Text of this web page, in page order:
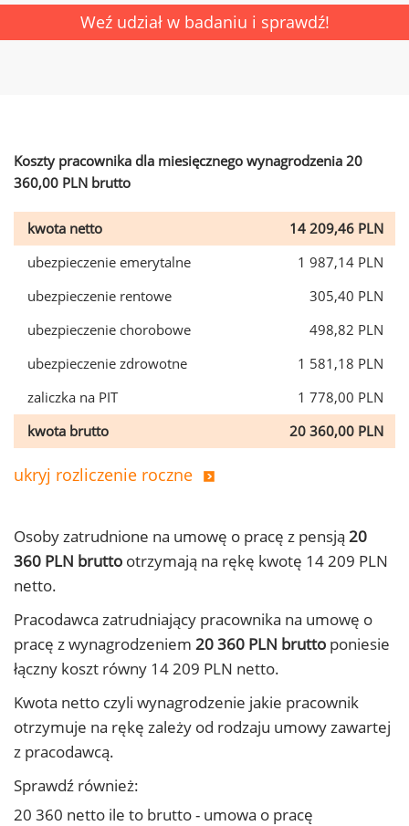
Weź udział w badaniu i sprawdź!
Koszty pracownika dla miesięcznego wynagrodzenia 20
360,00 PLN brutto
kwota netto
14 209,46 PLN
ubezpieczenie emerytalne
1 987,14 PLN
ubezpieczenie rentowe
305,40 PLN
ubezpieczenie chorobowe
498,82 PLN
ubezpieczenie zdrowotne
1 581,18 PLN
zaliczka na PIT
1 778,00 PLN
kwota brutto
20 360,00 PLN
ukryj rozliczenie roczne
Osoby zatrudnione na umowę o pracę z pensją 20
360 PLN brutto otrzymają na rękę kwotę 14 209 PLN
netto.
Pracodawca zatrudniający pracownika na umowę o
pracę z wynagrodzeniem 20 360 PLN brutto poniesie
łączny koszt równy 14 209 PLN netto.
Kwota netto czyli wynagrodzenie jakie pracownik
otrzymuje na rękę zależy od rodzaju umowy zawartej
z pracodawcą.
Sprawdź również:
20 360 netto ile to brutto - umowa o pracę